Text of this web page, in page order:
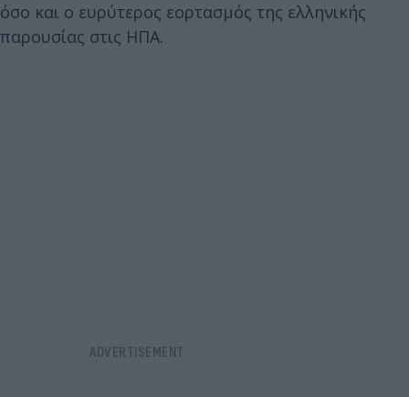
όσο και ο ευρύτερος εορτασμός της ελληνικής
παρουσίας στις ΗΠΑ.